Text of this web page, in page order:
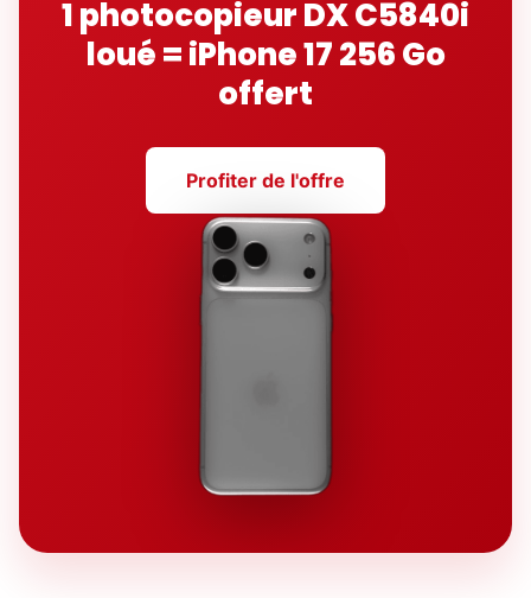
1 photocopieur DX C5840i
loué = iPhone 17 256 Go
offert
Profiter de l'offre